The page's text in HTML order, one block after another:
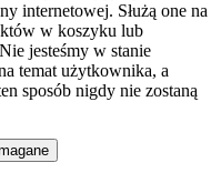
internetowej. Służą one na
w koszyku lub
jesteśmy w stanie
temat użytkownika, a
sposób nigdy nie zostaną